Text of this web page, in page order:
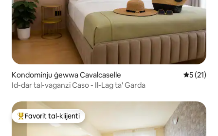
Kondominju ġewwa Cavalcaselle Rating
5 (21)
Id-dar tal-vaganzi Caso - Il-Lag ta' Garda
Wieħed mill-aqwa favoriti tal-klijenti
Favorit tal-klijenti